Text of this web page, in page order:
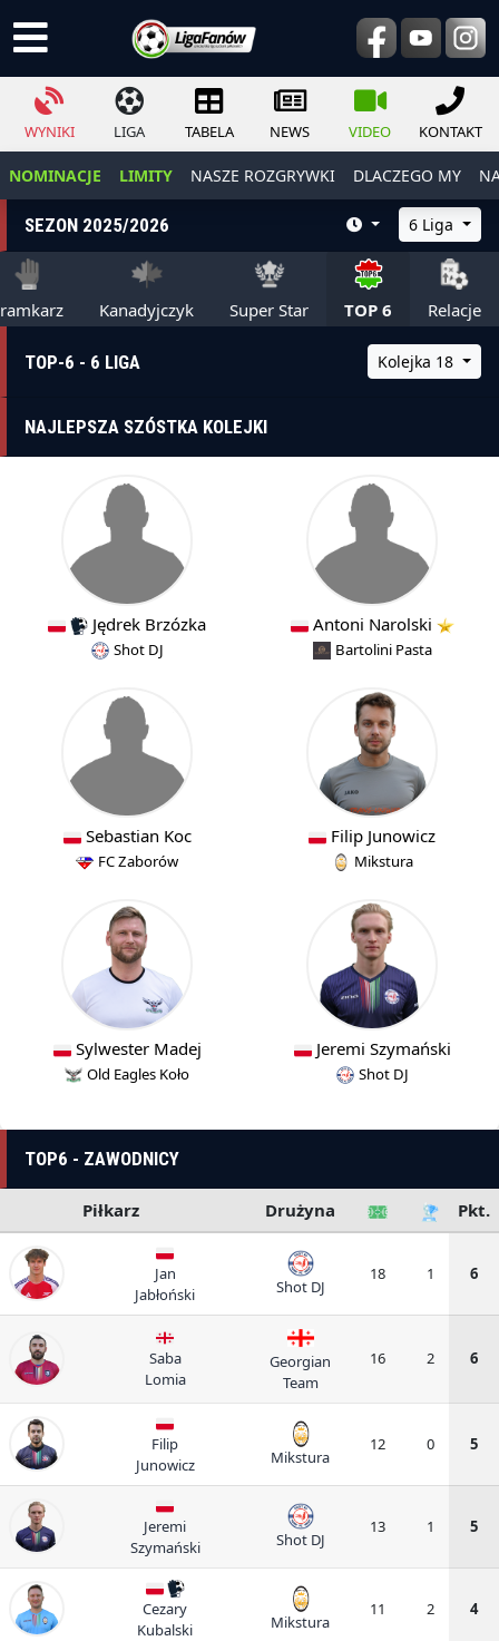
WYNIKI LIGA TABELA NEWS VIDEO KONTAKT
NOMINACJE LIMITY NASZE ROZGRYWKI DLACZEGO MY
SEZON 2025/2026 6 Liga
Kanadyjczyk Super Star TOP 6 Relacje
TOP-6 - 6 LIGA Kolejka 18
NAJLEPSZA SZÓSTKA KOLEJKI
Jędrek Brzózka
Shot DJ
Antoni Narolski
Bartolini Pasta
Sebastian Koc
FC Zaborów
Filip Junowicz
Mikstura
Sylwester Madej
Old Eagles Koło
Jeremi Szymański
Shot DJ
TOP6 - ZAWODNICY
Piłkarz Drużyna Pkt.
Jan
Jabłoński
Shot DJ
18 1 6
Saba
Lomia
Georgian
Team
16 2 6
Filip
Junowicz
Mikstura
12 0 5
Jeremi
Szymański
Shot DJ
13 1 5
Cezary
Kubalski
Mikstura
11 2 4